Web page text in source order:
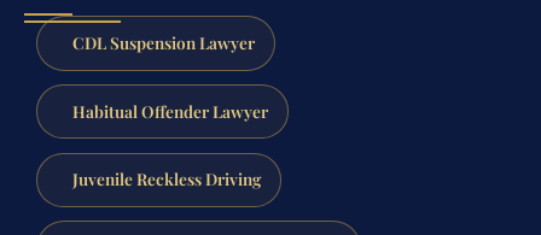
CDL Suspension Lawyer
Habitual Offender Lawyer
Juvenile Reckless Driving